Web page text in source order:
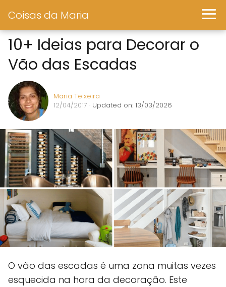
Coisas da Maria
10+ Ideias para Decorar o
Vão das Escadas
Maria Teixeira
12/04/2017 · Updated on: 13/03/2026
O vão das escadas é uma zona muitas vezes
esquecida na hora da decoração. Este